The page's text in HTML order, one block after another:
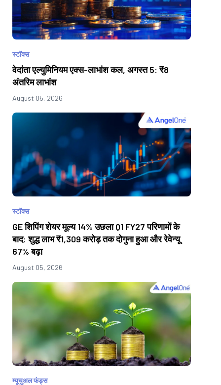
स्टॉक्स
वेदांता एल्युमिनियम एक्स-लाभांश कल, अगस्त 5: ₹8
अंतरिम लाभांश
August 05, 2026
स्टॉक्स
GE शिपिंग शेयर मूल्य 14% उछला Q1 FY27 परिणामों के
बाद: शुद्ध लाभ ₹1,309 करोड़ तक दोगुना हुआ और रेवेन्यू
67% बढ़ा
August 05, 2026
म्यूचुअल फंड्स